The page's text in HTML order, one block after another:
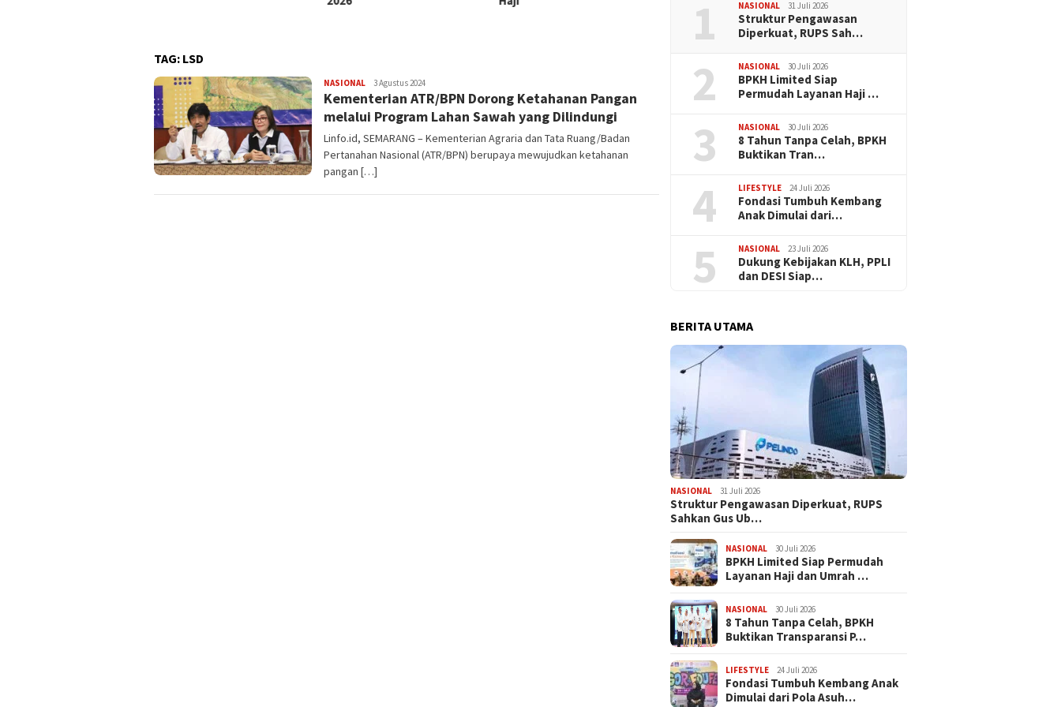
TAG: LSD
NASIONAL Redaksi
3 Agustus 2024
Kementerian ATR/BPN Dorong Ketahanan Pangan
melalui Program Lahan Sawah yang Dilindungi
Linfo.id, SEMARANG – Kementerian Agraria dan Tata Ruang/Badan
Pertanahan Nasional (ATR/BPN) berupaya mewujudkan ketahanan
pangan […]
1 NASIONAL 31 Juli 2026
​Struktur Pengawasan
Diperkuat, RUPS Sah…
2 NASIONAL 30 Juli 2026
BPKH Limited Siap
Permudah Layanan Haji …
3 NASIONAL 30 Juli 2026
​8 Tahun Tanpa Celah, BPKH
Buktikan Tran…
4 LIFESTYLE 24 Juli 2026
Fondasi Tumbuh Kembang
Anak Dimulai dari…
5 NASIONAL 23 Juli 2026
Dukung Kebijakan KLH, PPLI
dan DESI Siap…
BERITA UTAMA
NASIONAL 31 Juli 2026
​Struktur Pengawasan Diperkuat, RUPS
Sahkan Gus Ub…
NASIONAL 30 Juli 2026
BPKH Limited Siap Permudah
Layanan Haji dan Umrah …
NASIONAL 30 Juli 2026
​8 Tahun Tanpa Celah, BPKH
Buktikan Transparansi P…
LIFESTYLE 24 Juli 2026
Fondasi Tumbuh Kembang Anak
Dimulai dari Pola Asuh…